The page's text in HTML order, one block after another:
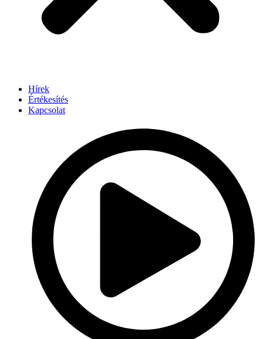
Hírek
Értékesítés
Kapcsolat